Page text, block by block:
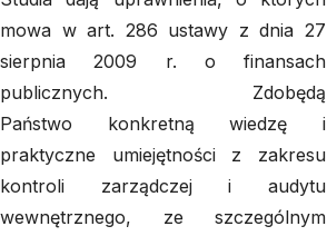
mowa w art. 286 ustawy z dnia 27
sierpnia 2009 r. o finansach
publicznych. Zdobędą
Państwo konkretną wiedzę i
praktyczne umiejętności z zakresu
kontroli zarządczej i audytu
wewnętrznego, ze szczególnym